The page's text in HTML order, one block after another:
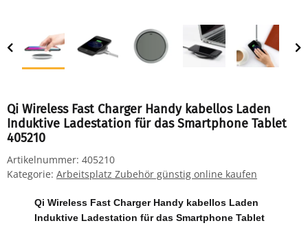
Qi Wireless Fast Charger Handy kabellos Laden
Induktive Ladestation für das Smartphone Tablet
405210
Artikelnummer: 405210
Kategorie: Arbeitsplatz Zubehör günstig online kaufen
Qi Wireless Fast Charger Handy kabellos Laden
Induktive Ladestation für das Smartphone Tablet